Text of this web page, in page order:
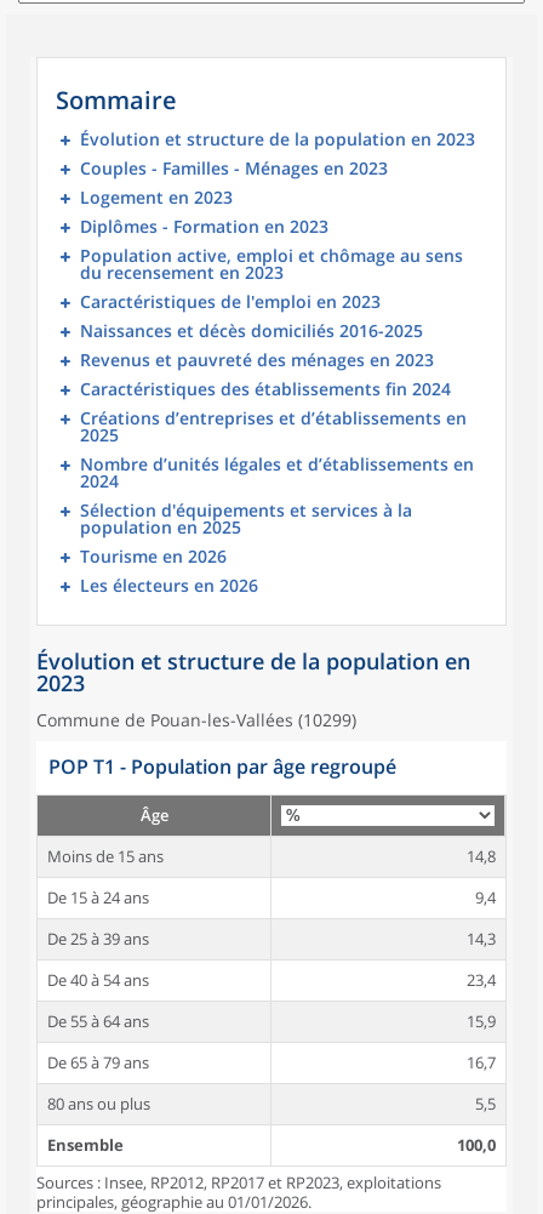
Sommaire
Évolution et structure de la population en 2023
Couples - Familles - Ménages en 2023
Logement en 2023
Diplômes - Formation en 2023
Population active, emploi et chômage au sens
du recensement en 2023
Caractéristiques de l'emploi en 2023
Naissances et décès domiciliés 2016-2025
Revenus et pauvreté des ménages en 2023
Caractéristiques des établissements fin 2024
Créations d’entreprises et d’établissements en
2025
Nombre d’unités légales et d’établissements en
2024
Sélection d'équipements et services à la
population en 2025
Tourisme en 2026
Les électeurs en 2026
Évolution et structure de la population en
2023
Commune de Pouan-les-Vallées (10299)
POP T1 - Population par âge regroupé
Âge
Moins de 15 ans
14,8
De 15 à 24 ans
9,4
De 25 à 39 ans
14,3
De 40 à 54 ans
23,4
De 55 à 64 ans
15,9
De 65 à 79 ans
16,7
80 ans ou plus
5,5
Ensemble
100,0
Sources : Insee, RP2012, RP2017 et RP2023, exploitations
principales, géographie au 01/01/2026.